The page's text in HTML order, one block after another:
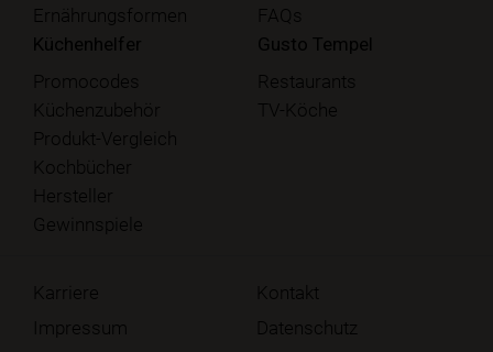
Ernährungsformen
FAQs
Küchenhelfer
Promocodes
Küchenzubehör
Produkt-Vergleich
Kochbücher
Hersteller
Gewinnspiele
Gusto Tempel
Restaurants
TV-Köche
Karriere
Kontakt
Impressum
Datenschutz